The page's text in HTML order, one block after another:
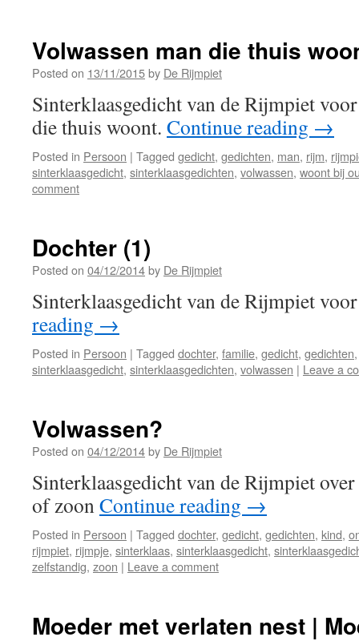
Volwassen man die thuis
Posted on 13/11/2015by De Rijmpiet
Sinterklaasgedicht van de Rijmpiet
die thuis woont. Continue reading →
Posted in Persoon | Tagged gedicht, gedichten, man, rijm,
sinterklaasgedicht, sinterklaasgedichten, volwassen, woont bij
comment
Dochter (1)
Posted on 04/12/2014by De Rijmpiet
Sinterklaasgedicht van de Rijmpiet
reading →
Posted in Persoon | Tagged dochter, familie, gedicht, gedichten
sinterklaasgedicht, sinterklaasgedichten, volwassen | Leave a
Volwassen?
Posted on 04/12/2014by De Rijmpiet
Sinterklaasgedicht van de Rijmpiet
of zoonContinue reading →
Posted in Persoon | Tagged dochter, gedicht, gedichten, kind,
rijmpiet, rijmpje, sinterklaas, sinterklaasgedicht,
zelfstandig, zoon | Leave a comment
Moeder met verlaten nest |